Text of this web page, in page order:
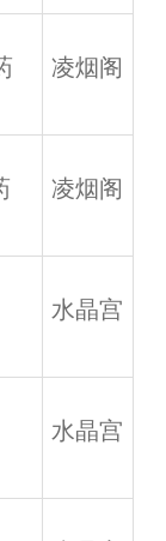
凌烟阁
凌烟阁
水晶宫
水晶宫